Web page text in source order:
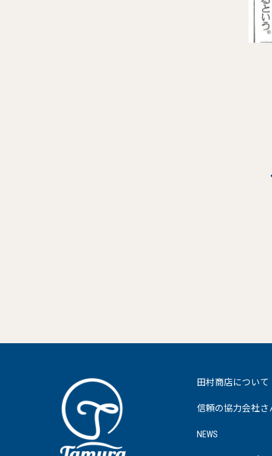
田村商店について
信頼の協力会社さ
NEWS